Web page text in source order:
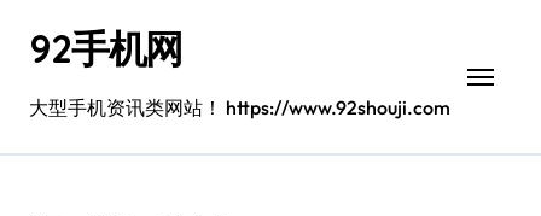
92手机网
大型手机资讯类网站！ https://www.92shouji.com